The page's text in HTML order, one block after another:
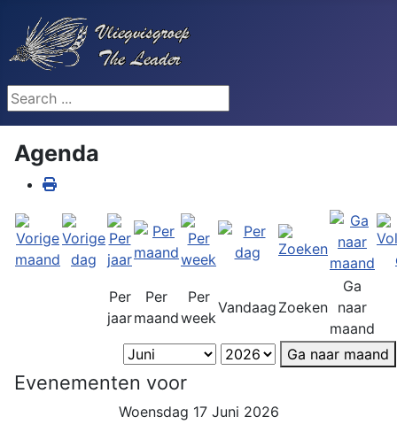
Search ...
Agenda
Per
jaar
Per
maand
Per
week
Vandaag Zoeken
Ga
naar
maand
Ga naar maand
Evenementen voor
Woensdag 17 Juni 2026